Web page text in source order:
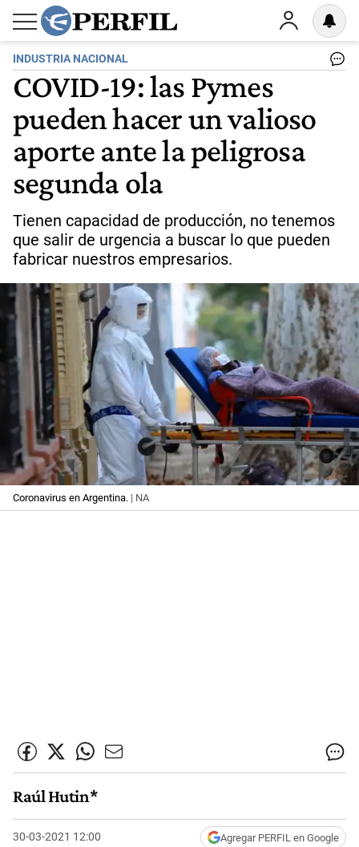
INDUSTRIA NACIONAL
COVID-19: las Pymes
pueden hacer un valioso
aporte ante la peligrosa
segunda ola
Tienen capacidad de producción, no tenemos
que salir de urgencia a buscar lo que pueden
fabricar nuestros empresarios.
Coronavirus en Argentina. | NA
Raúl Hutin*
30-03-2021 12:00 Agregar PERFIL en Google